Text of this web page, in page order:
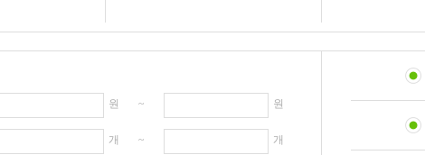
원 ~ 원
개 ~ 개